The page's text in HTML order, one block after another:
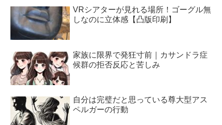
VRシアターが見れる場所！ゴーグル無
しなのに立体感【凸版印刷】
家族に限界で発狂寸前｜カサンドラ症
候群の拒否反応と苦しみ
自分は完璧だと思っている尊大型アス
ペルガーの行動